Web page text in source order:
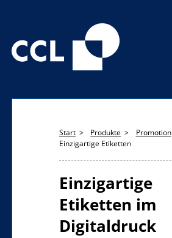
Start Produkte
Promotion
Einzigartige Etiketten
Einzigartige
Etiketten im
Digitaldruck